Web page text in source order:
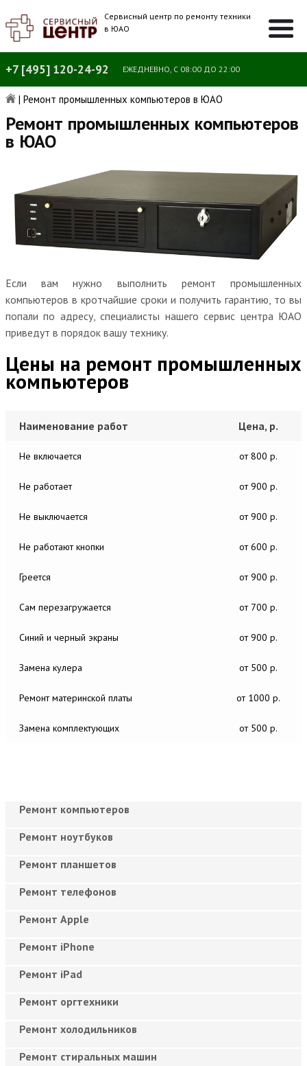
Сервисный центр по ремонту техники
в ЮАО
+7 [495] 120-24-92 ЕЖЕДНЕВНО, С 08:00 ДО 22:00
| Ремонт промышленных компьютеров в ЮАО
Ремонт промышленных компьютеров
в ЮАО
Если вам нужно выполнить ремонт промышленных
компьютеров в кротчайшие сроки и получить гарантию, то вы
попали по адресу, специалисты нашего сервис центра ЮАО
приведут в порядок вашу технику.
Цены на ремонт промышленных
компьютеров
Наименование работ Цена, р.
Не включается от 800 р.
Не работает от 900 р.
Не выключается от 900 р.
Не работают кнопки от 600 р.
Греется от 900 р.
Сам перезагружается от 700 р.
Синий и черный экраны от 900 р.
Замена кулера от 500 р.
Ремонт материнской платы от 1000 р.
Замена комплектующих от 500 р.
Ремонт компьютеров
Ремонт ноутбуков
Ремонт планшетов
Ремонт телефонов
Ремонт Apple
Ремонт iPhone
Ремонт iPad
Ремонт оргтехники
Ремонт холодильников
Ремонт стиральных машин